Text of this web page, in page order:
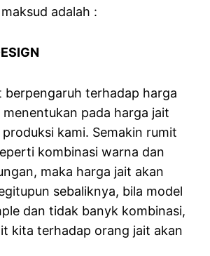
adalah :
berpengaruh terhadap harga
menentukan pada harga jait
kami. Semakin rumit
kombinasi warna dan
maka harga jait akan
sebaliknya, bila model
dan tidak banyk kombinasi,
kita terhadap orang jait akan